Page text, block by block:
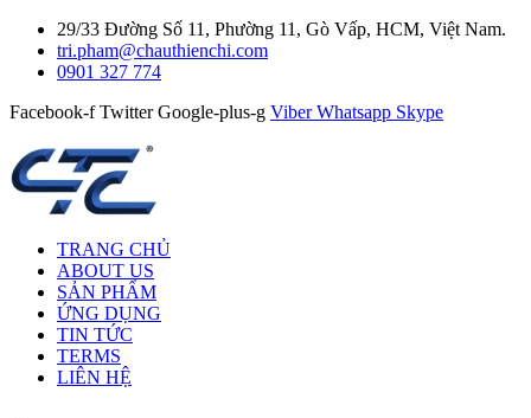
29/33 Đường Số 11, Phường 11, Gò Vấp, HCM, Việt Nam.
tri.pham@chauthienchi.com
0901 327 774
Facebook-f Twitter Google-plus-g Viber Whatsapp Skype
TRANG CHỦ
ABOUT US
SẢN PHẨM
ỨNG DỤNG
TIN TỨC
TERMS
LIÊN HỆ